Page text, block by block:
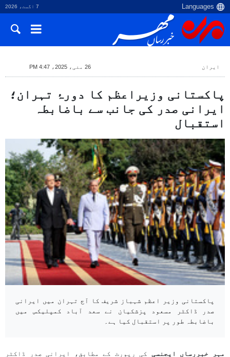
7 اگست، 2026
ایران 26 مئی، 2025، 4:47 PM
پاکستانی وزیراعظم کا دورۂ تہران؛
ایرانی صدر کی جانب سے باضابطہ
استقبال
پاکستانی وزیر اعظم شہباز شریف کا آج تہران میں ایرانی
صدر ڈاکٹر مسعود پزشکیان نے سعد آباد کمپلیکس میں
باضابطہ طور پر استقبال کیا ہے۔
مہر خبررساں ایجنسی کی رپورٹ کے مطابق، ایرانی صدر ڈاکٹر